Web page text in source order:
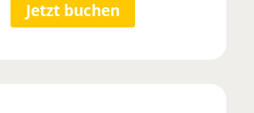
Jetzt buchen